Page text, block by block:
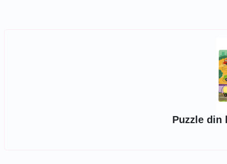
Puzzle din